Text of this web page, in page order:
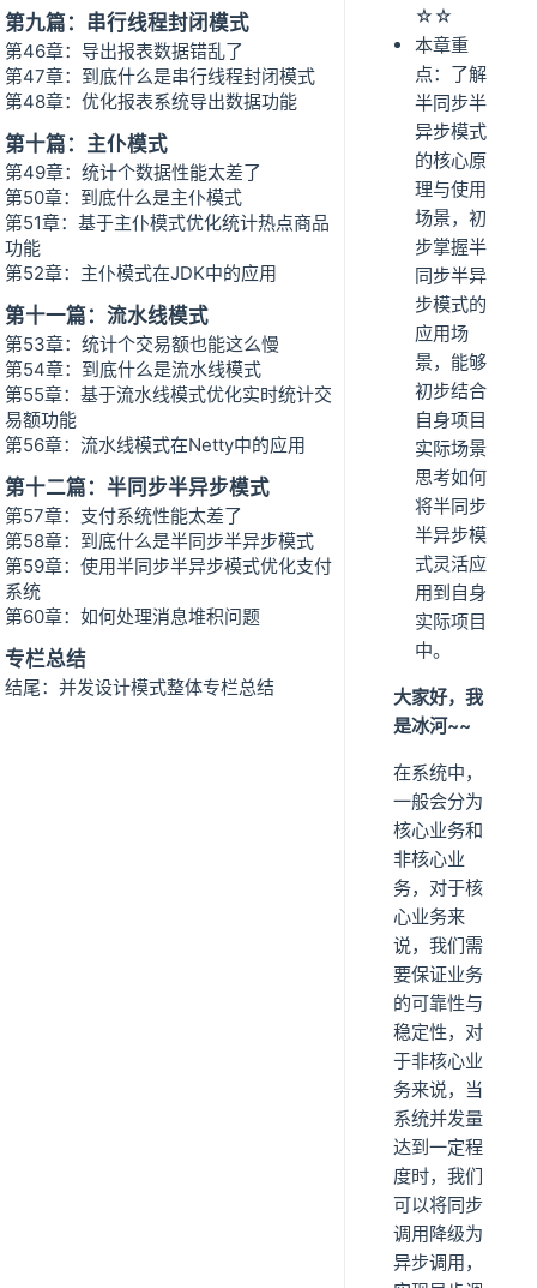
第九篇：串行线程封闭模式
第46章：导出报表数据错乱了
第47章：到底什么是串行线程封闭模式
第48章：优化报表系统导出数据功能
第十篇：主仆模式
第49章：统计个数据性能太差了
第50章：到底什么是主仆模式
第51章：基于主仆模式优化统计热点商品
功能
第52章：主仆模式在JDK中的应用
第十一篇：流水线模式
第53章：统计个交易额也能这么慢
第54章：到底什么是流水线模式
第55章：基于流水线模式优化实时统计交
易额功能
第56章：流水线模式在Netty中的应用
第十二篇：半同步半异步模式
第57章：支付系统性能太差了
第58章：到底什么是半同步半异步模式
第59章：使用半同步半异步模式优化支付
系统
第60章：如何处理消息堆积问题
专栏总结
结尾：并发设计模式整体专栏总结
☆☆
本章重
点：了解
半同步半
异步模式
的核心原
理与使用
场景，初
步掌握半
同步半异
步模式的
应用场
景，能够
初步结合
自身项目
实际场景
思考如何
将半同步
半异步模
式灵活应
用到自身
实际项目
中。
大家好，我
是冰河~~
在系统中，
一般会分为
核心业务和
非核心业
务，对于核
心业务来
说，我们需
要保证业务
的可靠性与
稳定性，对
于非核心业
务来说，当
系统并发量
达到一定程
度时，我们
可以将同步
调用降级为
异步调用，